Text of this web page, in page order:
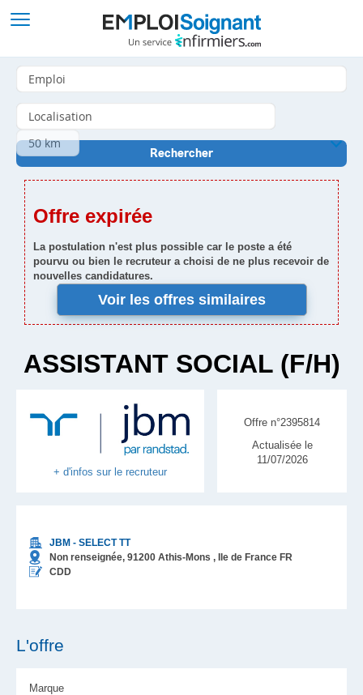
Offre expirée
La postulation n'est plus possible car le poste a été
pourvu ou bien le recruteur a choisi de ne plus recevoir de
nouvelles candidatures.
Voir les offres similaires
ASSISTANT SOCIAL (F/H)
+ d'infos sur le recruteur
JBM - SELECT TT
Non renseignée, 91200 Athis-Mons , Ile de France FR
CDD
Offre n°2395814
Actualisée le
11/07/2026
L'offre
Marque